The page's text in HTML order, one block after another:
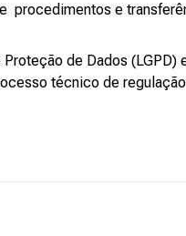
procedimentos e
de Dados
técnico de